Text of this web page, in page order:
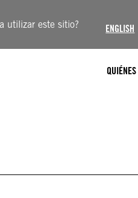
utilizar este sitio? ENGLISH